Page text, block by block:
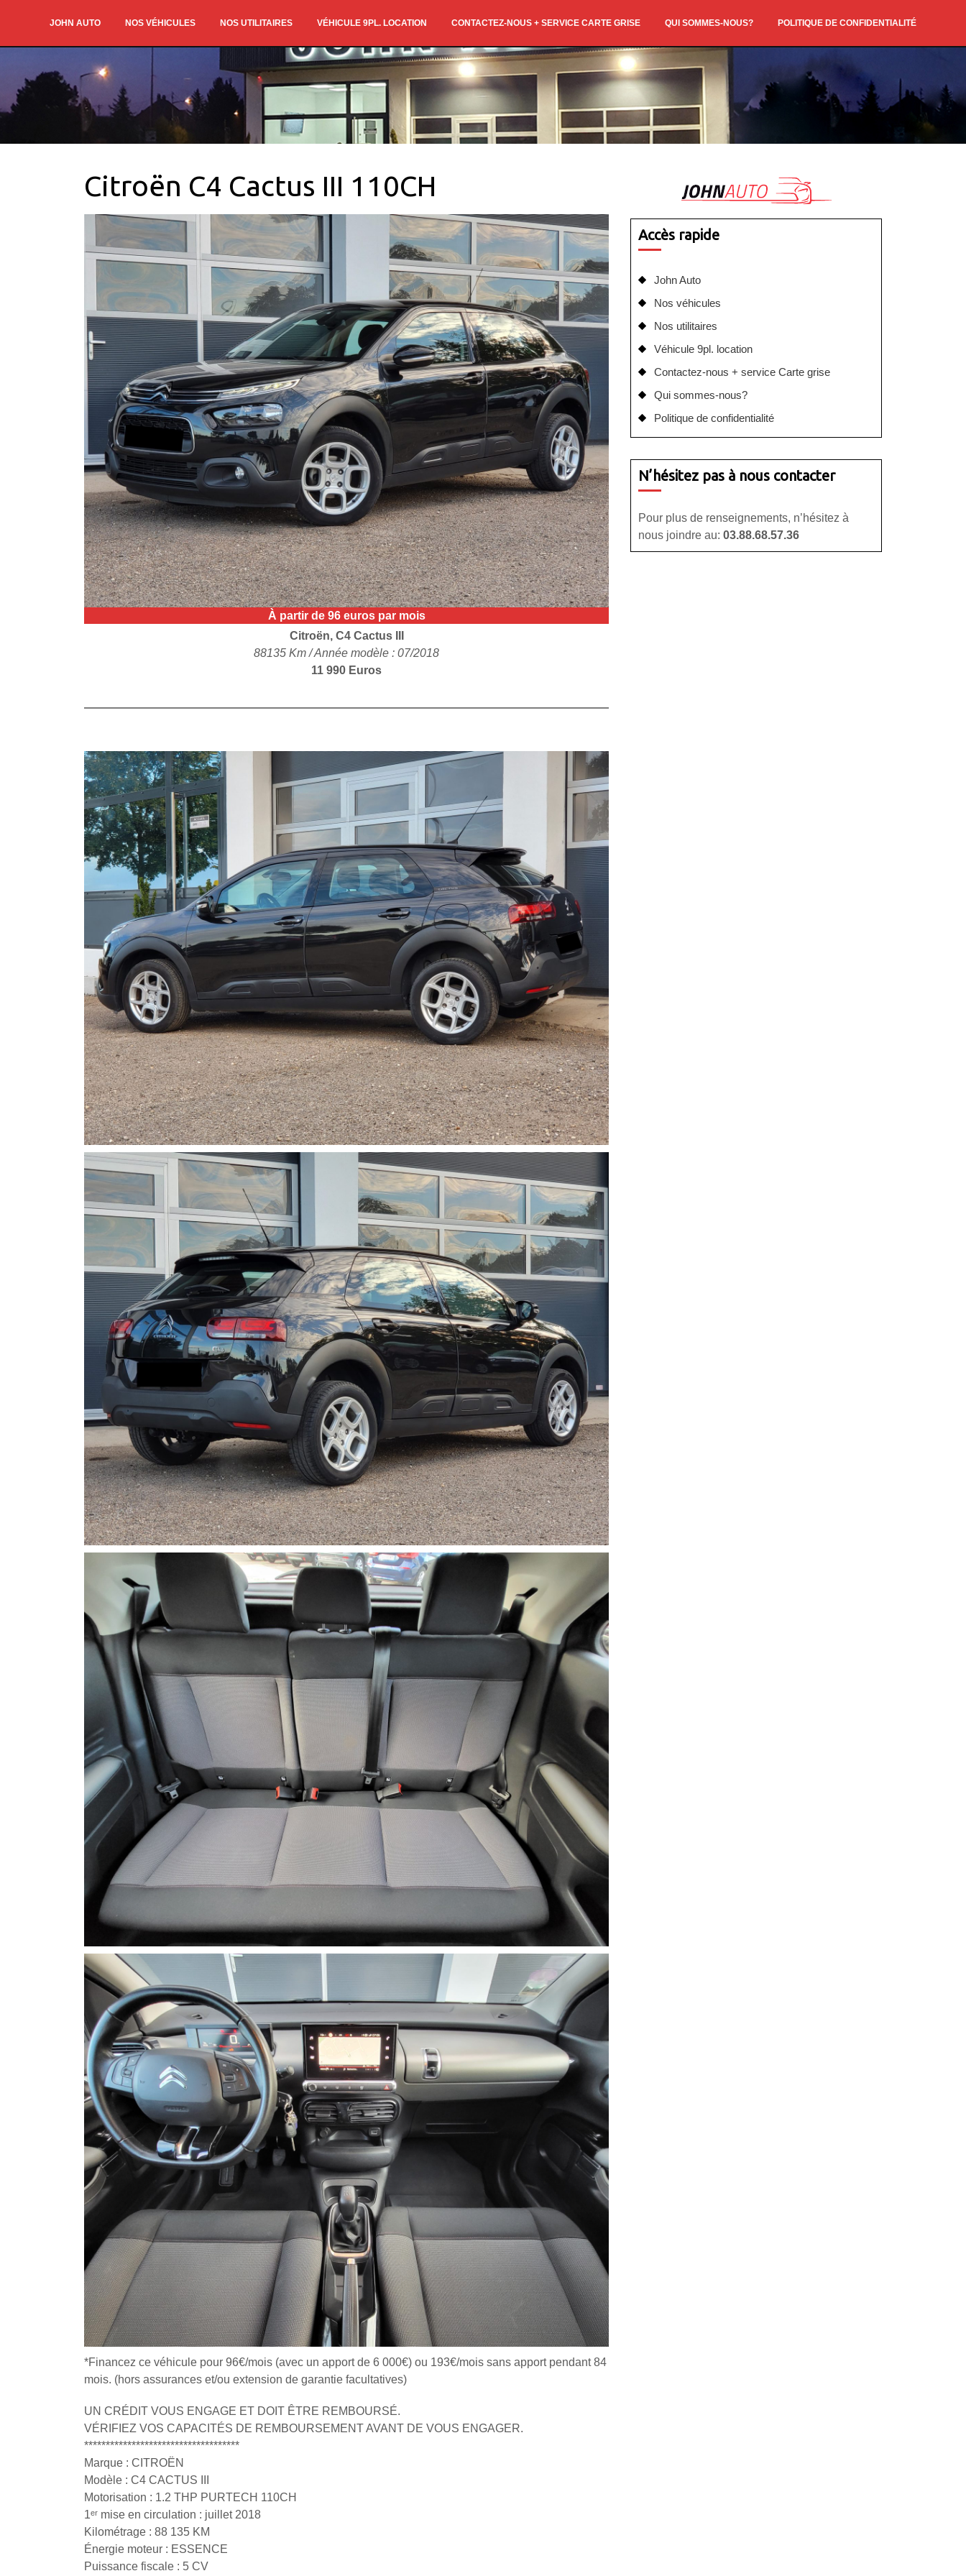
JOHN AUTO NOS VÉHICULES NOS UTILITAIRES VÉHICULE 9PL. LOCATION CONTACTEZ-NOUS + SERVICE CARTE GRISE QUI SOMMES-NOUS? POLITIQUE DE CONFIDENTIALITÉ
Citroën C4 Cactus III 110CH
À partir de 96 euros par mois
Citroën, C4 Cactus III
88135 Km / Année modèle : 07/2018
11 990 Euros
*Financez ce véhicule pour 96€/mois (avec un apport de 6 000€) ou 193€/mois sans apport pendant 84
mois. (hors assurances et/ou extension de garantie facultatives)
UN CRÉDIT VOUS ENGAGE ET DOIT ÊTRE REMBOURSÉ.
VÉRIFIEZ VOS CAPACITÉS DE REMBOURSEMENT AVANT DE VOUS ENGAGER.
************************************
Marque : CITROËN
Modèle : C4 CACTUS III
Motorisation : 1.2 THP PURTECH 110CH
1ᵉʳ mise en circulation : juillet 2018
Kilométrage : 88 135 KM
Énergie moteur : ESSENCE
Puissance fiscale : 5 CV
Accès rapide
John Auto
Nos véhicules
Nos utilitaires
Véhicule 9pl. location
Contactez-nous + service Carte grise
Qui sommes-nous?
Politique de confidentialité
N’hésitez pas à nous contacter
Pour plus de renseignements, n’hésitez à
nous joindre au: 03.88.68.57.36